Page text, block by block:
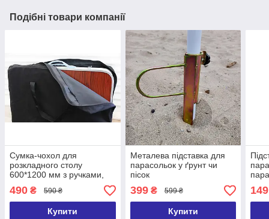
Подібні товари компанії
Сумка-чохол для
розкладного столу
600*1200 мм з ручками,
на змійці
490 ₴ 590 ₴
Купити
Металева підставка для
парасольок у ґрунт чи
пісок
399₴ 599 ₴
Купити
149